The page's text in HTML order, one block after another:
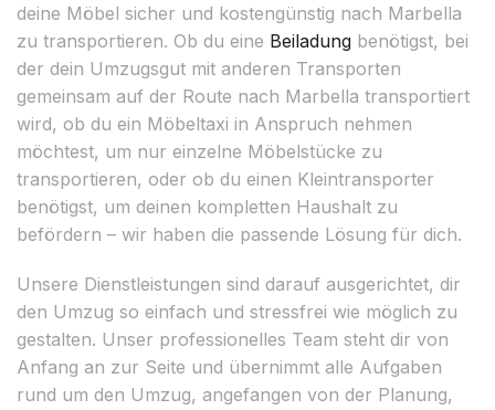
deine Möbel sicher und kostengünstig nach Marbella
zu transportieren. Ob du eine Beiladung benötigst, bei
der dein Umzugsgut mit anderen Transporten
gemeinsam auf der Route nach Marbella transportiert
wird, ob du ein Möbeltaxi in Anspruch nehmen
möchtest, um nur einzelne Möbelstücke zu
transportieren, oder ob du einen Kleintransporter
benötigst, um deinen kompletten Haushalt zu
befördern – wir haben die passende Lösung für dich.
Unsere Dienstleistungen sind darauf ausgerichtet, dir
den Umzug so einfach und stressfrei wie möglich zu
gestalten. Unser professionelles Team steht dir von
Anfang an zur Seite und übernimmt alle Aufgaben
rund um den Umzug, angefangen von der Planung,